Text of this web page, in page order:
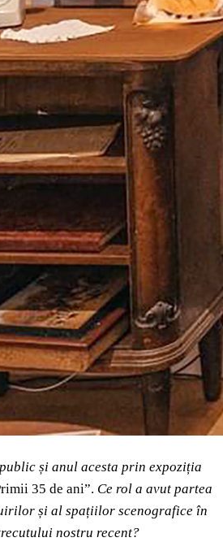
și anul acesta prin expoziția
35 de ani”. Ce rol a avut partea
și al spațiilor scenografice în
nostru recent?